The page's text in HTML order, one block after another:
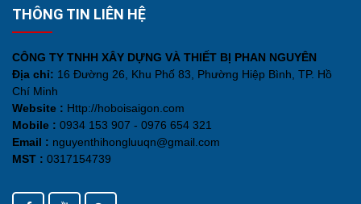
THÔNG TIN LIÊN HỆ
CÔNG TY TNHH XÂY DỰNG VÀ THIẾT BỊ PHAN NGUYÊN
Địa chỉ: 16 Đường 26, Khu Phố 83, Phường Hiệp Bình, TP. Hồ
Chí Minh
Website : Http://hoboisaigon.com
Mobile : 0934 153 907 - 0976 654 321
Email : nguyenthihongluuqn@gmail.com
MST : 0317154739